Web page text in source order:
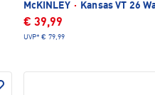
McKINLEY · Kansas VT 26
€ 39,99
UVP* € 79,99